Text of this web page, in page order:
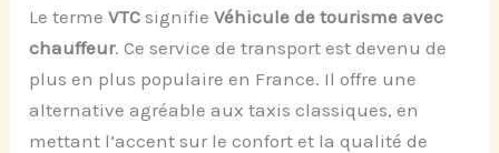
Le termeVTC signifieVéhicule de tourisme avec
chauffeur. Ce service de transport est devenu de
plus en plus populaire en France. Il offre une
alternative agréable aux taxis classiques, en
mettant l’accent sur le confort et la qualité de